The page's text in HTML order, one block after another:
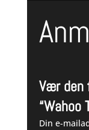
Vær den
“Wahoo
Din e-